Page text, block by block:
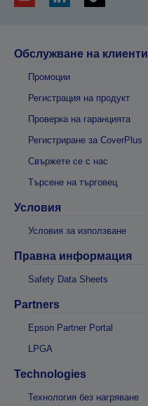
Обслужване на клиенти
Промоции
Регистрация на продукт
Проверка на гаранцията
Регистриране за CoverPlus
Свържете се с нас
Търсене на търговец
Условия
Условия за използване
Правна информация
Safety Data Sheets
Partners
Epson Partner Portal
LPGA
Technologies
Технология без нагряване